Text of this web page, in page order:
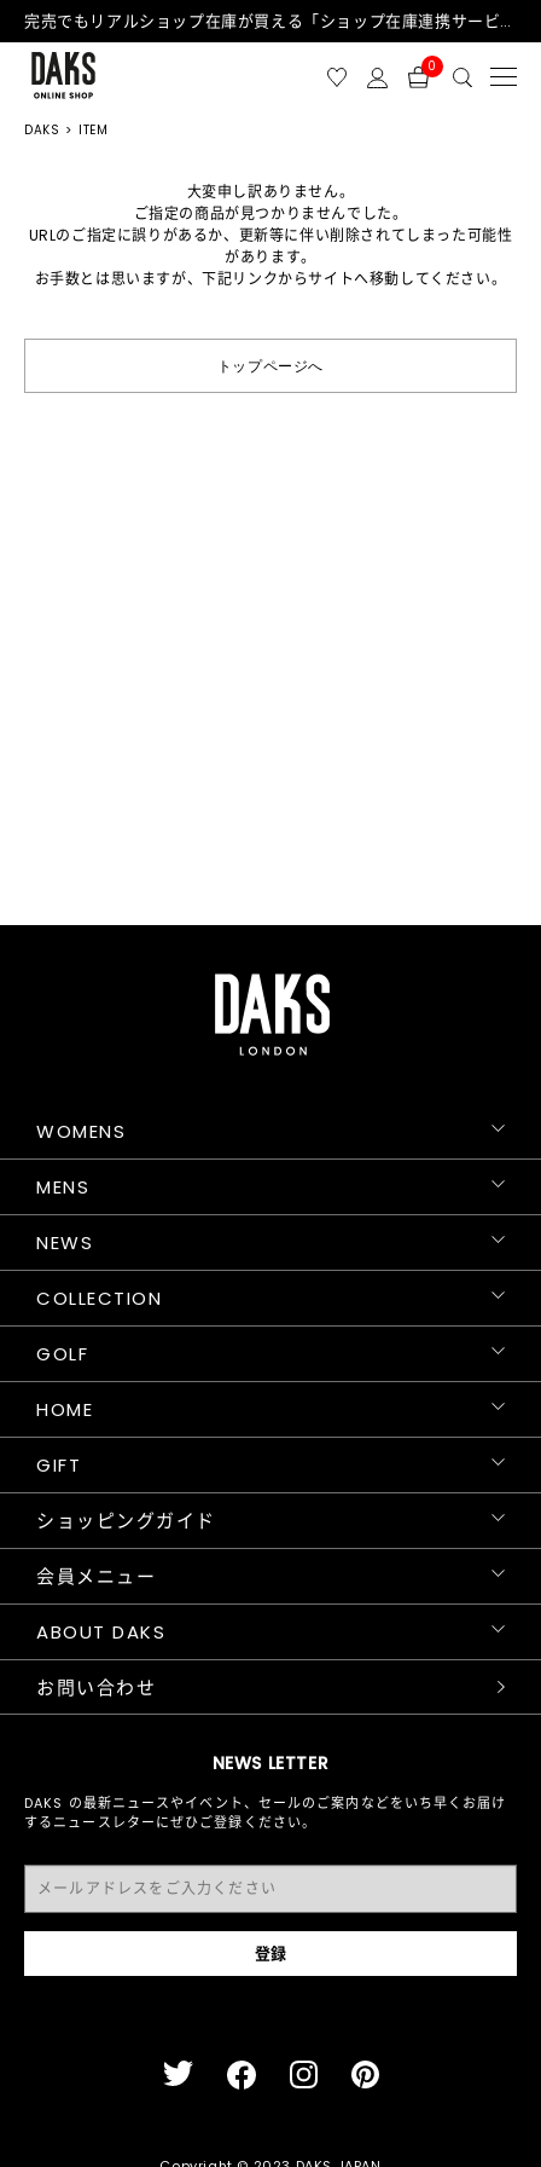
完売でもリアルショップ在庫が買える「ショップ在庫連携サービス」が日中もご利用可能になりました！
0
DAKS ITEM
大変申し訳ありません。
ご指定の商品が見つかりませんでした。
URLのご指定に誤りがあるか、更新等に伴い削除されてしまった可能性
があります。
お手数とは思いますが、下記リンクからサイトへ移動してください。
トップページへ
NEWS LETTER
DAKS の最新ニュースやイベント、セールのご案内などをいち早くお届け
するニュースレターにぜひご登録ください。
WOMENS
MENS
NEWS
COLLECTION
GOLF
HOME
GIFT
ショッピングガイド
会員メニュー
ABOUT DAKS
お問い合わせ